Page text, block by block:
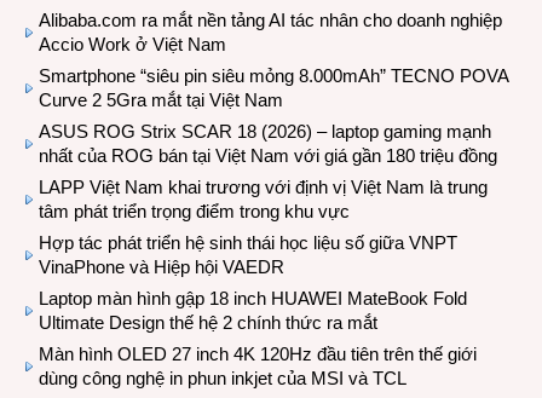
Alibaba.com ra mắt nền tảng AI tác nhân cho doanh nghiệp
Accio Work ở Việt Nam
Smartphone “siêu pin siêu mỏng 8.000mAh” TECNO POVA
Curve 2 5Gra mắt tại Việt Nam
ASUS ROG Strix SCAR 18 (2026) – laptop gaming mạnh
nhất của ROG bán tại Việt Nam với giá gần 180 triệu đồng
LAPP Việt Nam khai trương với định vị Việt Nam là trung
tâm phát triển trọng điểm trong khu vực
Hợp tác phát triển hệ sinh thái học liệu số giữa VNPT
VinaPhone và Hiệp hội VAEDR
Laptop màn hình gập 18 inch HUAWEI MateBook Fold
Ultimate Design thế hệ 2 chính thức ra mắt
Màn hình OLED 27 inch 4K 120Hz đầu tiên trên thế giới
dùng công nghệ in phun inkjet của MSI và TCL